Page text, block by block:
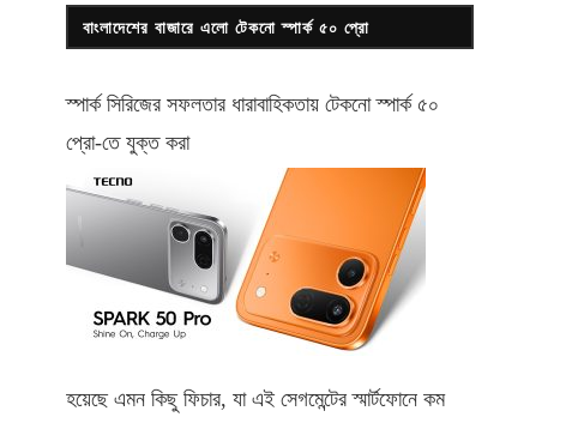
বাংলাদেশের বাজারে এলো টেকনো স্পার্ক ৫০ প্রো
স্পার্ক সিরিজের সফলতার ধারাবাহিকতায় টেকনোস্পার্ক ৫০
প্রো-তে যুক্ত করা
হয়েছে এমন কিছু ফিচার, যা এই সেগমেন্টের স্মার্টফোনে কম